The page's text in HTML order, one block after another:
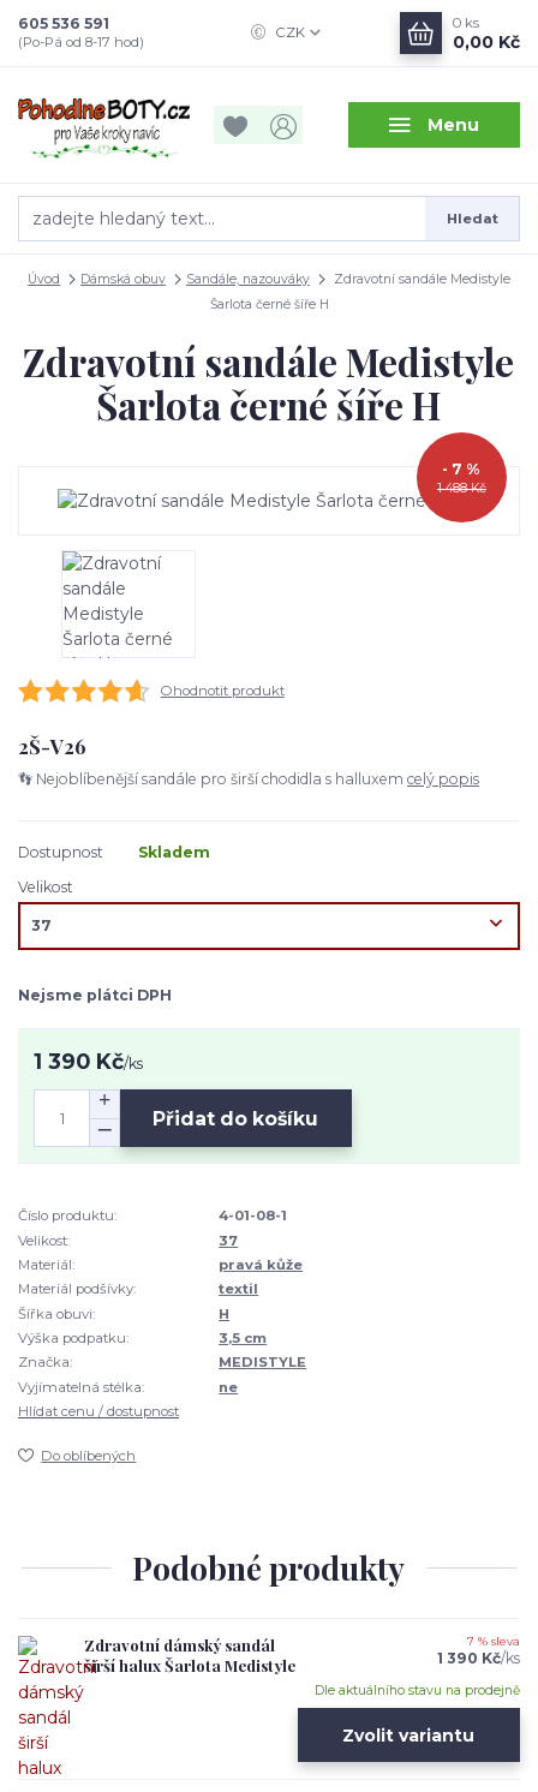
Menu
CZK
Hledat
605 536 591
(Po-Pá od 8-17 hod)
0 ks
0,00 Kč
Úvod Dámská obuv Sandále, nazouváky
Zdravotní sandále Medistyle
Šarlota černé šíře H
Zdravotní sandále Medistyle
Šarlota černé šíře H
1 488 Kč
- 7 %
Ohodnotit produkt
2Š-V26
👣 Nejoblíbenější sandále pro širší chodidla s halluxem celý popis
Dostupnost
Skladem
Velikost
Nejsme plátci DPH
1 390 Kč/ks
Přidat do košíku
Číslo produktu:
4-01-08-1
Velikost:
37
Materiál:
pravá kůže
Materiál podšívky:
textil
Šířka obuvi:
H
Výška podpatku:
3,5 cm
Značka:
MEDISTYLE
Vyjímatelná stélka:
ne
Hlídat cenu / dostupnost
Do oblíbených
Podobné produkty
Zdravotní dámský sandál
širší halux Šarlota Medistyle
7 % sleva
1 390 Kč/ks
Dle aktuálního stavu na prodejně
Zvolit variantu